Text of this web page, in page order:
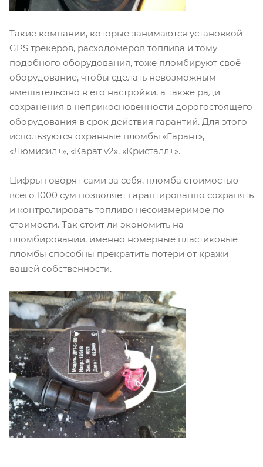
Такие компании, которые занимаются установкой
GPS трекеров, расходомеров топлива и тому
подобного оборудования, тоже пломбируют своё
оборудование, чтобы сделать невозможным
вмешательство в его настройки, а также ради
сохранения в неприкосновенности дорогостоящего
оборудования в срок действия гарантий. Для этого
используются охранные пломбы «Гарант»,
«Люмисил+», «Карат v2», «Кристалл+».
Цифры говорят сами за себя, пломба стоимостью
всего 1000 сум позволяет гарантированно сохранять
и контролировать топливо несоизмеримое по
стоимости. Так стоит ли экономить на
пломбировании, именно номерные пластиковые
пломбы способны прекратить потери от кражи
вашей собственности.